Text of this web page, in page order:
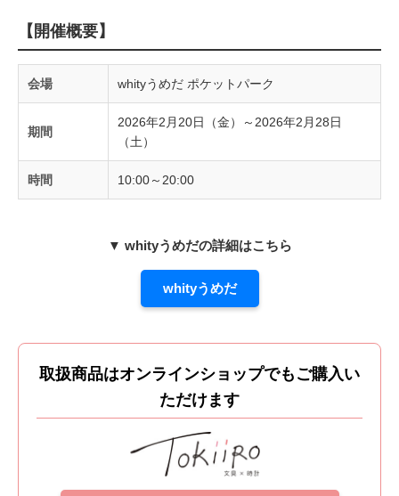
【開催概要】
会場 whityうめだ ポケットパーク
期間
2026年2月20日（金）～2026年2月28日
（土）
時間 10:00～20:00
▼ whityうめだの詳細はこちら
whityうめだ
取扱商品はオンラインショップでもご購入い
ただけます